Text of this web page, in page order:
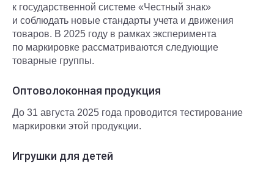
к государственной системе «Честный знак»
и соблюдать новые стандарты учета и движения
товаров. В 2025 году в рамках эксперимента
по маркировке рассматриваются следующие
товарные группы.
Оптоволоконная продукция
До 31 августа 2025 года проводится тестирование
маркировки этой продукции.
Игрушки для детей